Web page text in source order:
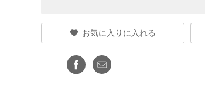
お気に入りに入れる